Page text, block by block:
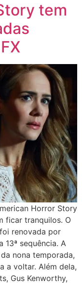
tem
Horror Story
ficar tranquilos. O
renovada por
13ª sequência. A
nona temporada,
a voltar. Além dela,
Gus Kenworthy,